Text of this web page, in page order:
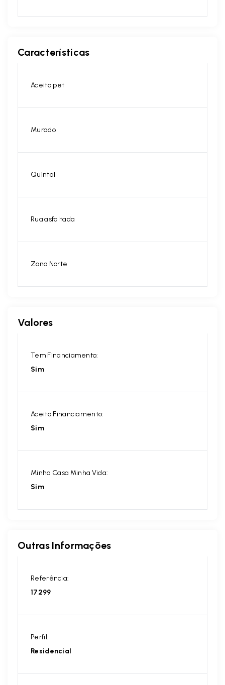
Características
Aceita pet
Murado
Quintal
Rua asfaltada
Zona Norte
Valores
Tem Financiamento:
Sim
Aceita Financiamento:
Sim
Minha Casa Minha Vida:
Sim
Outras Informações
Referência:
17299
Perfil:
Residencial